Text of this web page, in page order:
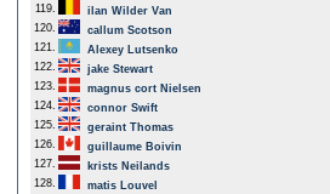
119.
ilan Wilder Van
120.
callum Scotson
121.
Alexey Lutsenko
122.
jake Stewart
123.
magnus cort Nielsen
124.
connor Swift
125.
geraint Thomas
126.
guillaume Boivin
127.
krists Neilands
128.
matis Louvel